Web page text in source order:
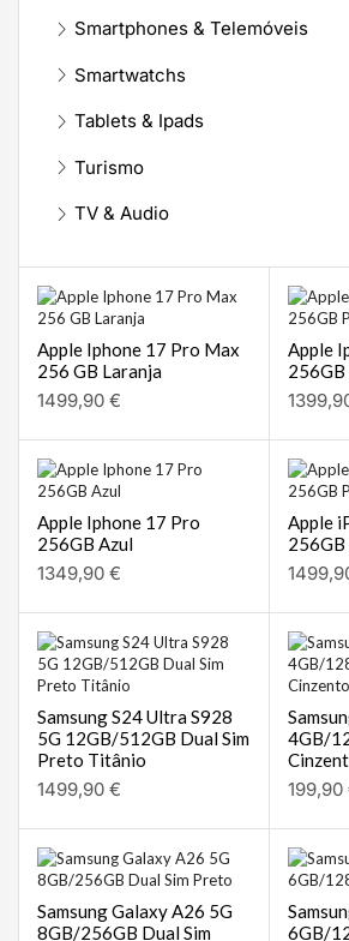
Smartphones & Telemóveis
Smartwatchs
Tablets & Ipads
Turismo
TV & Audio
Apple Iphone 17 Pro Max
256 GB Laranja
1499,90 €
Apple
Apple Iphone 17 Pro
256GB Azul
1349,90 €
Apple
Samsung S24 Ultra S928
5G 12GB/512GB Dual Sim
Preto Titânio
1499,90 €
4GB/
199,90
Samsung Galaxy A26 5G
8GB/256GB Dual Sim
6GB/